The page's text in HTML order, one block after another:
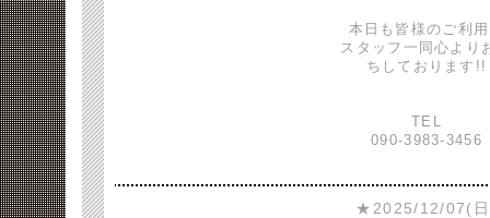
本日も皆様のご利
スタッフ一同心より
ちしております!!
TEL
090-3983-3456
★2025/12/07(